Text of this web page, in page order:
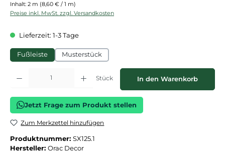
Inhalt: 2 m (8,60 € / 1 m)
Preise inkl. MwSt. zzgl. Versandkosten
Lieferzeit: 1-3 Tage
Fußleiste Musterstück
Produkt Anzahl: Gib den gewünschten Wert ein oder benutze die
Stück In den Warenkorb
Jetzt Frage zum Produkt stellen
Zum Merkzettel hinzufügen
Produktnummer: SX125.1
Hersteller: Orac Decor